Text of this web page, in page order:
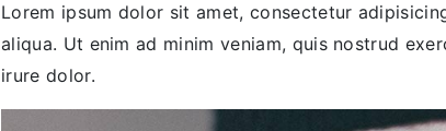
Lorem ipsum dolor sit amet, consectetur
aliqua. Ut enim ad minim veniam, quis nostrud
irure dolor.